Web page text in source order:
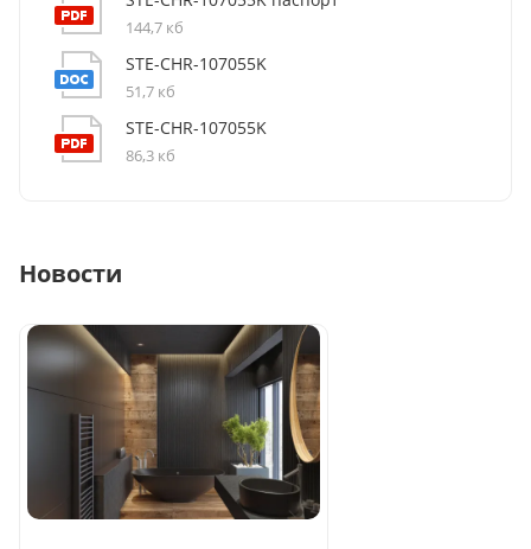
144,7 кб
STE-CHR-107055K
51,7 кб
STE-CHR-107055K
86,3 кб
Новости